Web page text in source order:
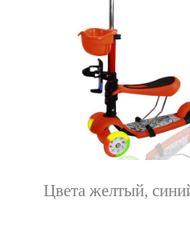
Цвета желтый,